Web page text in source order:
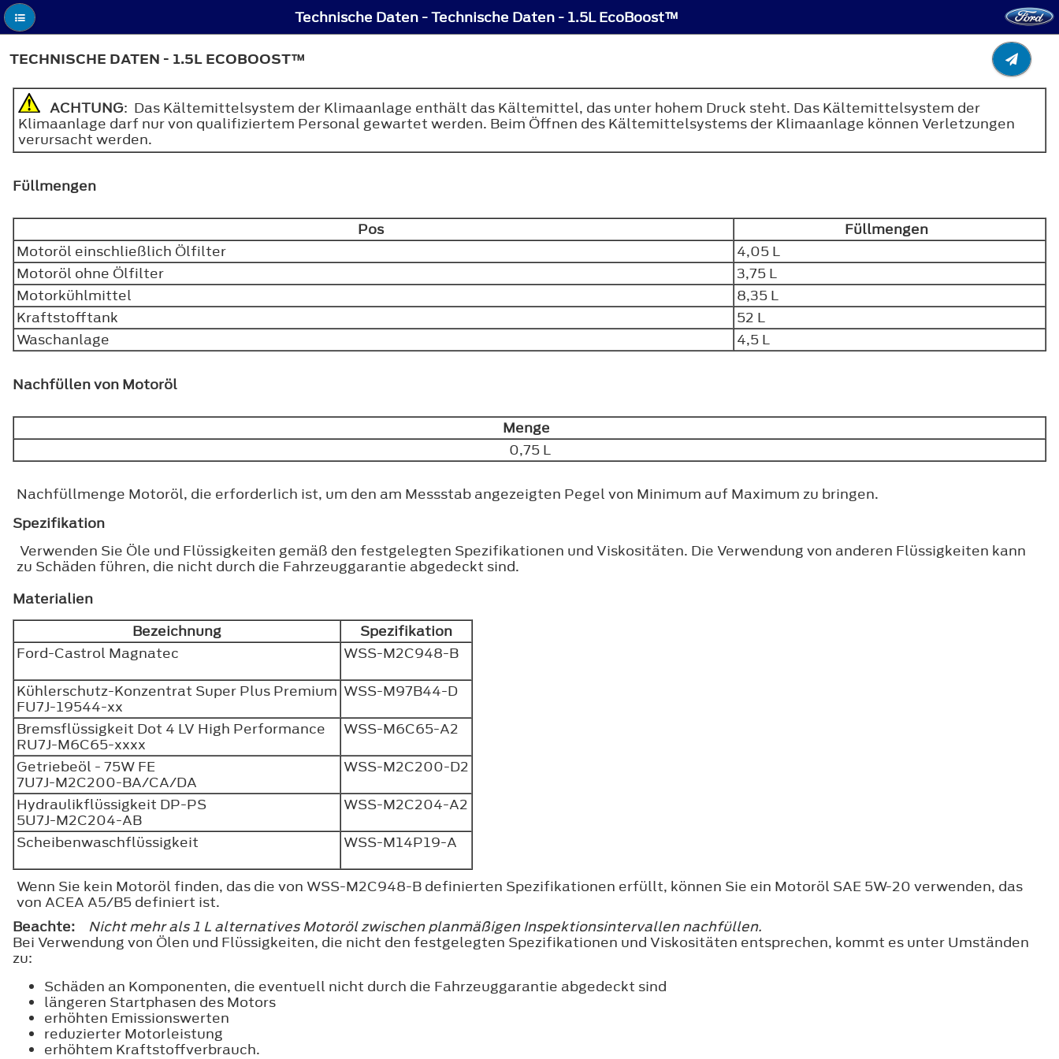
Technische Daten - Technische Daten - 1.5L EcoBoost™
TECHNISCHE DATEN - 1.5L ECOBOOST™
ACHTUNG: Das Kältemittelsystem der Klimaanlage enthält das Kältemittel, das unter hohem Druck steht. Das Kältemittelsystem der
Klimaanlage darf nur von qualifiziertem Personal gewartet werden. Beim Öffnen des Kältemittelsystems der Klimaanlage können Verletzungen
verursacht werden.
Füllmengen
Pos
Füllmengen
Motoröl einschließlich Ölfilter
4,05 L
Motoröl ohne Ölfilter
3,75 L
Motorkühlmittel
8,35 L
Kraftstofftank
52 L
Waschanlage
4,5 L
Nachfüllen von Motoröl
Menge
0,75 L
Nachfüllmenge Motoröl, die erforderlich ist, um den am Messstab angezeigten Pegel von Minimum auf Maximum zu bringen.
Spezifikation
Verwenden Sie Öle und Flüssigkeiten gemäß den festgelegten Spezifikationen und Viskositäten. Die Verwendung von anderen Flüssigkeiten kann
zu Schäden führen, die nicht durch die Fahrzeuggarantie abgedeckt sind.
Materialien
Bezeichnung
Spezifikation
Ford-Castrol Magnatec
WSS-M2C948-B
Kühlerschutz-Konzentrat Super Plus Premium
FU7J-19544-xx
WSS-M97B44-D
Bremsflüssigkeit Dot 4 LV High Performance
RU7J-M6C65-xxxx
WSS-M6C65-A2
Getriebeöl - 75W FE
7U7J-M2C200-BA/CA/DA
WSS-M2C200-D2
Hydraulikflüssigkeit DP-PS
5U7J-M2C204-AB
WSS-M2C204-A2
Scheibenwaschflüssigkeit
WSS-M14P19-A
Wenn Sie kein Motoröl finden, das die von WSS-M2C948-B definierten Spezifikationen erfüllt, können Sie ein Motoröl SAE 5W-20 verwenden, das
von ACEA A5/B5 definiert ist.
Beachte:
Nicht mehr als 1 L alternatives Motoröl zwischen planmäßigen Inspektionsintervallen nachfüllen.
Bei Verwendung von Ölen und Flüssigkeiten, die nicht den festgelegten Spezifikationen und Viskositäten entsprechen, kommt es unter Umständen
zu:
Schäden an Komponenten, die eventuell nicht durch die Fahrzeuggarantie abgedeckt sind
längeren Startphasen des Motors
erhöhten Emissionswerten
reduzierter Motorleistung
erhöhtem Kraftstoffverbrauch.